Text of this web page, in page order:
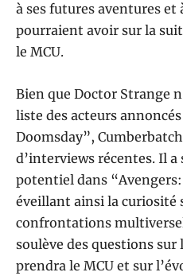
à ses futures aventures et
pourraient avoir sur la
le MCU.
Bien que Doctor Strange
liste des acteurs
Doomsday”,
d’interviews récentes. Il
potentiel dans
éveillant ainsi la curiosité
confrontations
soulève des questions
prendra le MCU et sur